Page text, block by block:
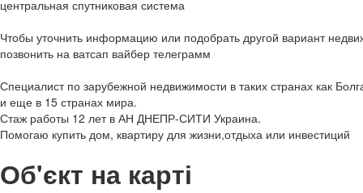
центральная спутниковая система
Чтобы уточнить информацию или подобрать другой вариант
позвонить на ватсап вайбер телеграмм
Специалист по зарубежной недвижимости в таких странах как
и еще в 15 странах мира.
Стаж работы 12 лет в АН ДНЕПР-СИТИ Украина.
Помогаю купить дом, квартиру для жизни,отдыха или инвестиций
Об'єкт на карті